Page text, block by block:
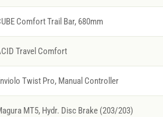
Comfort Trail Bar, 680mm
Travel Comfort
Twist Pro, Manual Controller
MT5, Hydr. Disc Brake (203/203)